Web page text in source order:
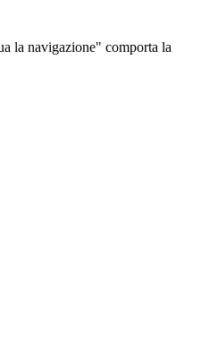
la navigazione" comporta la